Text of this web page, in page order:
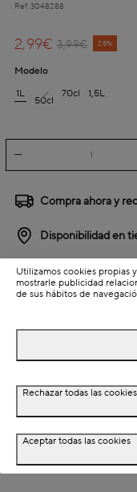
Ref. 3048288
Price reduced from
3,99€
to 25%
2,99€
Modelo
1L
50cl
70cl 1,5L
Compra ahora y
Disponibilidad en
Detalles del producto
Colección: NEW CANETTE
Detalles del
Utilizamos cookies propias
mostrarle publicidad
de sus hábitos de
Rechazar todas las cookies
Aceptar todas las cookies